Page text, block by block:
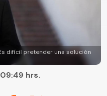
difícil pretender una solución
hrs.